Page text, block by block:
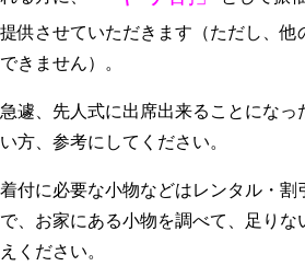
提供させていただきます（ただし、他
できません）。
急遽、先人式に出席出来ることにな
い方、参考にしてください。
着付に必要な小物などはレンタル・割
で、お家にある小物を調べて、足りな
えください。